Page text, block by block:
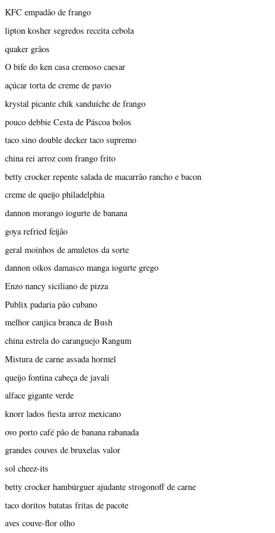
KFC empadão de frango
lipton kosher segredos receita cebola
quaker grãos
O bife do ken casa cremoso caesar
açúcar torta de creme de pavio
krystal picante chik sanduíche de frango
pouco debbie Cesta de Páscoa bolos
taco sino double decker taco supremo
china rei arroz com frango frito
betty crocker repente salada de macarrão rancho e bacon
creme de queijo philadelphia
dannon morango iogurte de banana
goya refried feijão
geral moinhos de amuletos da sorte
dannon oikos damasco manga iogurte grego
Enzo nancy siciliano de pizza
Publix padaria pão cubano
melhor canjica branca de Bush
china estrela do caranguejo Rangum
Mistura de carne assada hormel
queijo fontina cabeça de javali
alface gigante verde
knorr lados fiesta arroz mexicano
ovo porto café pão de banana rabanada
grandes couves de bruxelas valor
sol cheez-its
betty crocker hambúrguer ajudante strogonoff de carne
taco doritos batatas fritas de pacote
aves couve-flor olho